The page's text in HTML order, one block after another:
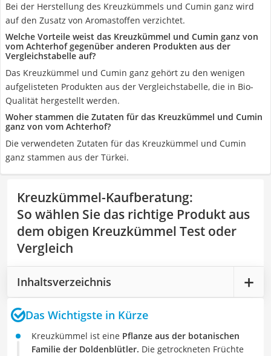
Bei der Herstellung des Kreuzkümmels und Cumin ganz wird
auf den Zusatz von Aromastoffen verzichtet.
Welche Vorteile weist das Kreuzkümmel und Cumin ganz von
vom Achterhof gegenüber anderen Produkten aus der
Vergleichstabelle auf?
Das Kreuzkümmel und Cumin ganz gehört zu den wenigen
aufgelisteten Produkten aus der Vergleichstabelle, die in Bio-
Qualität hergestellt werden.
Woher stammen die Zutaten für das Kreuzkümmel und Cumin
ganz von vom Achterhof?
Die verwendeten Zutaten für das Kreuzkümmel und Cumin
ganz stammen aus der Türkei.
Kreuzkümmel-Kaufberatung:
So wählen Sie das richtige Produkt aus
dem obigen Kreuzkümmel Test oder
Vergleich
Inhaltsverzeichnis
Das Wichtigste in Kürze
Kreuzkümmel ist eine Pflanze aus der botanischen
Familie der Doldenblütler. Die getrockneten Früchte